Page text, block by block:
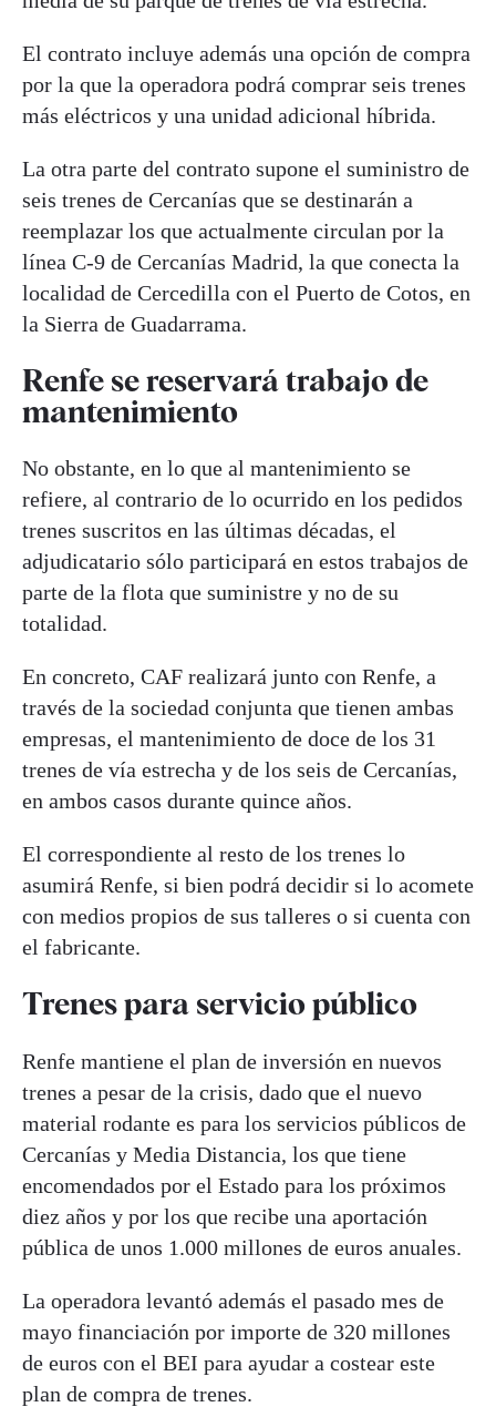
El contrato incluye además una opción de compra
por la que la operadora podrá comprar seis trenes
más eléctricos y una unidad adicional híbrida.
La otra parte del contrato supone el suministro de
seis trenes de Cercanías que se destinarán a
reemplazar los que actualmente circulan por la
línea C-9 de Cercanías Madrid, la que conecta la
localidad de Cercedilla con el Puerto de Cotos, en
la Sierra de Guadarrama.
Renfe se reservará trabajo de
mantenimiento
No obstante, en lo que al mantenimiento se
refiere, al contrario de lo ocurrido en los pedidos
trenes suscritos en las últimas décadas, el
adjudicatario sólo participará en estos trabajos de
parte de la flota que suministre y no de su
totalidad.
En concreto, CAF realizará junto con Renfe, a
través de la sociedad conjunta que tienen ambas
empresas, el mantenimiento de doce de los 31
trenes de vía estrecha y de los seis de Cercanías,
en ambos casos durante quince años.
El correspondiente al resto de los trenes lo
asumirá Renfe, si bien podrá decidir si lo acomete
con medios propios de sus talleres o si cuenta con
el fabricante.
Trenes para servicio público
Renfe mantiene el plan de inversión en nuevos
trenes a pesar de la crisis, dado que el nuevo
material rodante es para los servicios públicos de
Cercanías y Media Distancia, los que tiene
encomendados por el Estado para los próximos
diez años y por los que recibe una aportación
pública de unos 1.000 millones de euros anuales.
La operadora levantó además el pasado mes de
mayo financiación por importe de 320 millones
de euros con el BEI para ayudar a costear este
plan de compra de trenes.